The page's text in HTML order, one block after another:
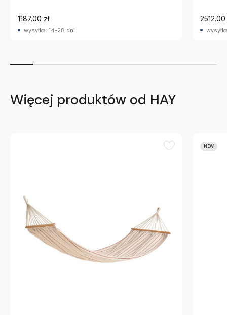
1187.00 zł
wysyłka: 14-28 dni
2512.00
Więcej produktów od HAY
NEW